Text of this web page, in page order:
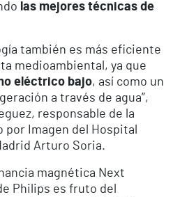
las mejores técnicas de
también es más eficiente
medioambiental, ya que
eléctrico bajo, así como un
a través de agua”,
responsable de la
por Imagen del Hospital
Arturo Soria.
magnética Next
Philips es fruto del